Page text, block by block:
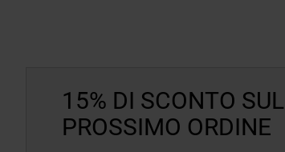
15% DI SCONTO SUL
PROSSIMO ORDINE